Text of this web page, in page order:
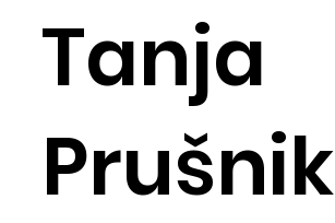
Tanja
Prušnik